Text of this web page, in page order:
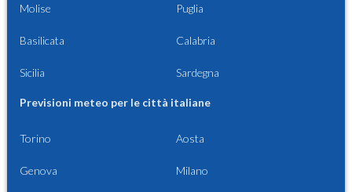
Molise Puglia
Basilicata Calabria
Sicilia Sardegna
Previsioni meteo per le città italiane
Torino Aosta
Genova Milano